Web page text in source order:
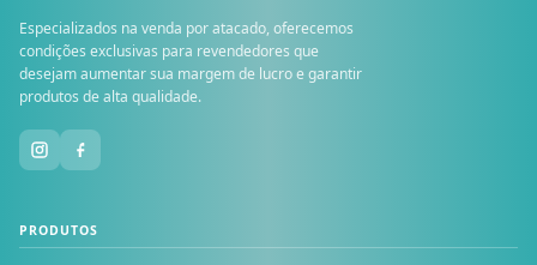
Especializados na venda por atacado, oferecemos
condições exclusivas para revendedores que
desejam aumentar sua margem de lucro e garantir
produtos de alta qualidade.
PRODUTOS